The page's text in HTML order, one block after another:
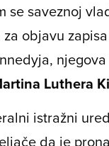
se saveznoj
objavu
Luthera
istražni
da je